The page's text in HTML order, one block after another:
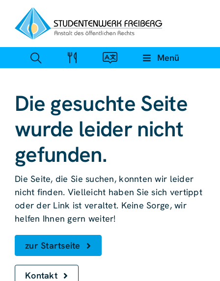
Inhalt
springen
Menü
Die gesuchte Seite
wurde leider nicht
gefunden.
Die Seite, die Sie suchen, konnten wir leider
nicht finden. Vielleicht haben Sie sich vertippt
oder der Link ist veraltet. Keine Sorge, wir
helfen Ihnen gern weiter!
zur Startseite
Kontakt